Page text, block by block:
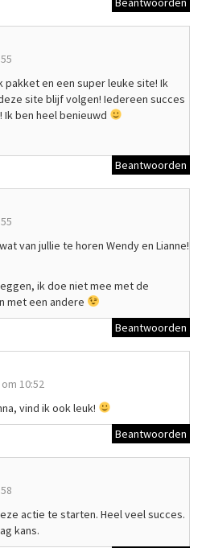
pakket en een super leuke site! Ik
site blijf volgen! Iedereen succes
ben heel benieuwd
Beantwoorden
van jullie te horen Wendy en Lianne!
ik doe niet mee met de
met een andere
Beantwoorden
10:52
vind ik ook leuk!
Beantwoorden
actie te starten. Heel veel succes.
kans.